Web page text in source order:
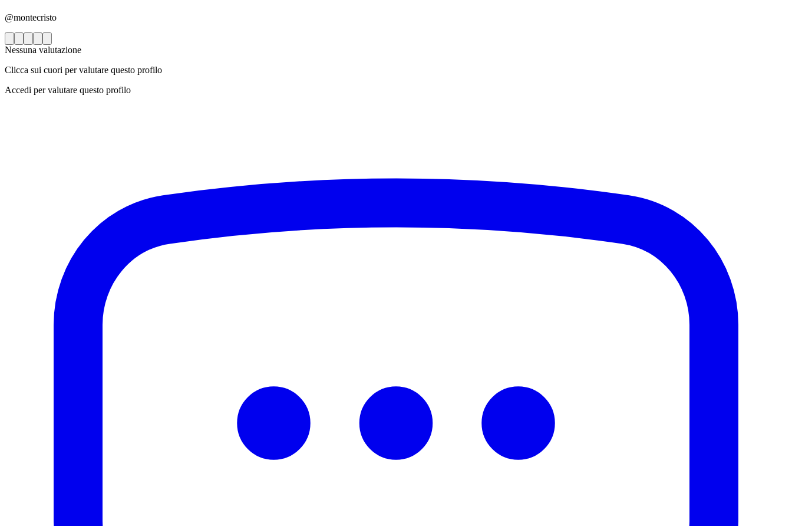
@montecristo
Nessuna valutazione
Clicca sui cuori per valutare questo profilo
Accedi per valutare questo profilo